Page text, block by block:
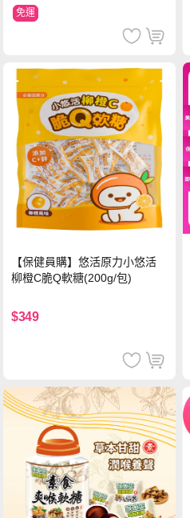
免運
【保健員購】悠活原力小悠活
柳橙C脆Q軟糖(200g/包)
$349